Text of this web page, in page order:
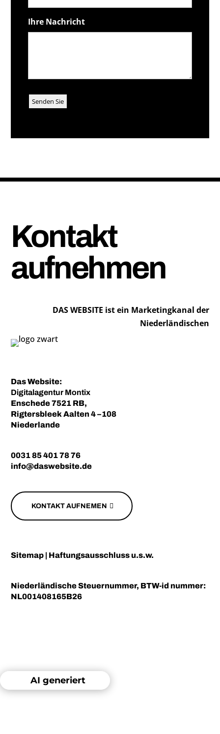
Ihre Nachricht
Kontakt
aufnehmen
DAS WEBSITE ist ein Marketingkanal der
Niederländischen
Das Website:
Digitalagentur Montix
Enschede 7521 RB,
Rigtersbleek Aalten 4 –108
Niederlande
0031 85 401 78 76
info@daswebsite.de
KONTAKT AUFNEMEN
Sitemap | Haftungsausschluss u.s.w.
Niederländische Steuernummer, BTW-id nummer:
NL001408165B26
AI generiert